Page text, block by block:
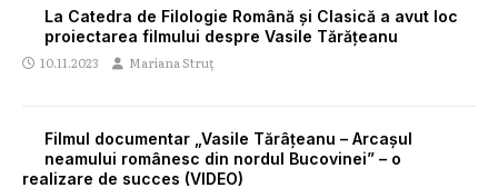
La Catedra de Filologie Română și Clasică a avut loc
proiectarea filmului despre Vasile Tărățeanu
10.11.2023 Mariana Struț
Filmul documentar „Vasile Tărâțeanu – Arcașul
neamului românesc din nordul Bucovinei” – o
realizare de succes (VIDEO)